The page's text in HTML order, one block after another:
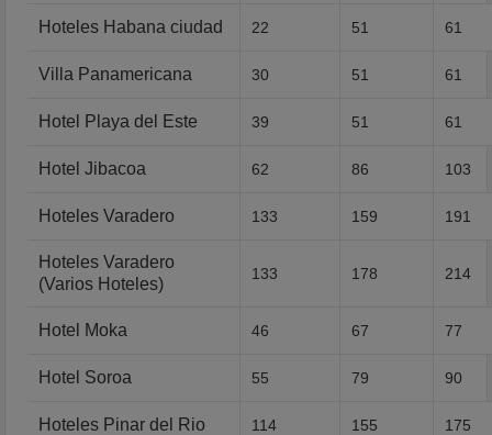
Hoteles Habana ciudad 22 51 61
Villa Panamericana 30 51 61
Hotel Playa del Este 39 51 61
Hotel Jibacoa 62 86 103
Hoteles Varadero 133 159 191
Hoteles Varadero
(Varios Hoteles)
133 178 214
Hotel Moka 46 67 77
Hotel Soroa 55 79 90
Hoteles Pinar del Rio 114 155 175